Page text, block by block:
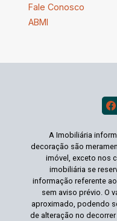
Fale Conosco
ABMI
A Imobiliária
decoração são
imóvel, exceto nos
imobiliária se
informação referente
sem aviso prévio. O
aproximado, podendo
de alteração no